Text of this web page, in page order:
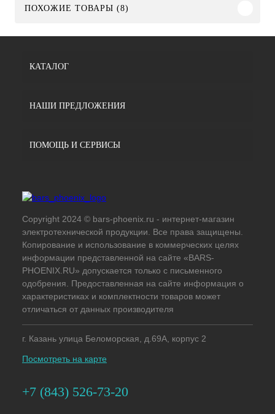
ПОХОЖИЕ ТОВАРЫ (8)
КАТАЛОГ
НАШИ ПРЕДЛОЖЕНИЯ
ПОМОЩЬ И СЕРВИСЫ
Copyright 2024 © bars-phoenix.ru - интернет-магазин
электротехнической продукции. Все права защищены.
Копирование и использование в коммерческих целях
информации представленной на сайте «BARS-
PHOENIX.RU» допускается только с письменного
одобрения. Предоставленная на сайте информация о
характеристиках и комплектности товаров может
отличаться от данных производителя
г. Казань улица Беломорская, д.69А, корпус 2
Посмотреть на карте
+7 (843) 526-73-20